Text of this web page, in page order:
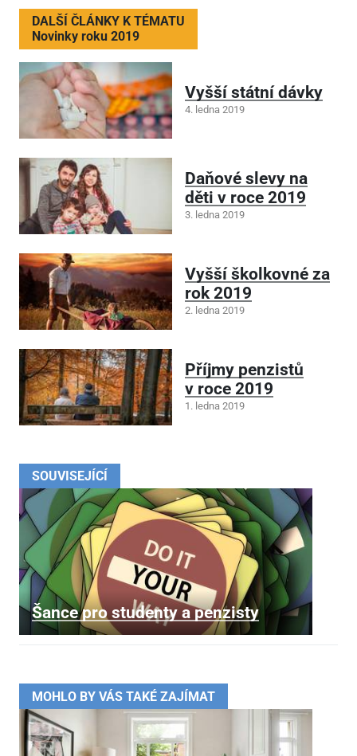
SOUVISEJÍCÍ
Šance pro studenty a penzisty
DALŠÍ ČLÁNKY K TÉMATU
Novinky roku 2019
Vyšší státní dávky
4. ledna 2019
Daňové slevy na
děti v roce 2019
3. ledna 2019
Vyšší školkovné za
rok 2019
2. ledna 2019
Příjmy penzistů
v roce 2019
1. ledna 2019
MOHLO BY VÁS TAKÉ ZAJÍMAT